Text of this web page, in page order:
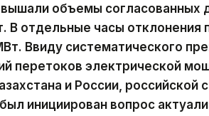
объемы согласованных
В отдельные часы отклонения
Ввиду систематического
перетоков электрической
и России, российской
инициирован вопрос